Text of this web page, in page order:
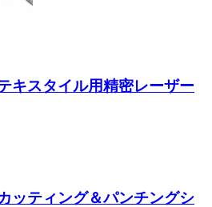
キスタイル用精密レーザー
ッティング＆パンチングシ